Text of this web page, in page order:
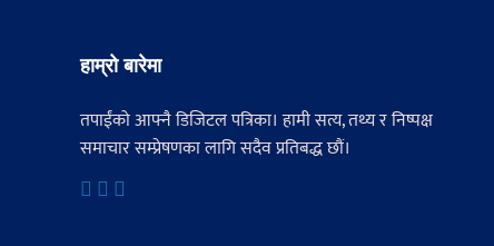
हाम्रो बारेमा
तपाईंको आफ्नै डिजिटल पत्रिका। हामी सत्य, तथ्य र निष्पक्ष
समाचार सम्प्रेषणका लागि सदैव प्रतिबद्ध छौं।